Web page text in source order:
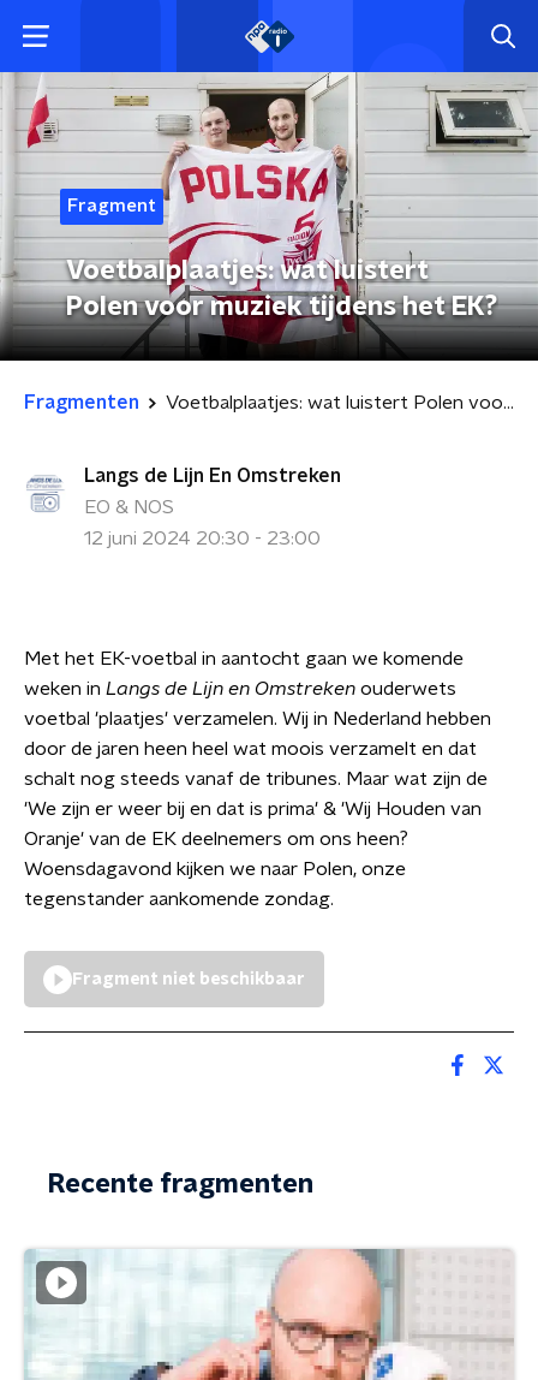
Fragment
Voetbalplaatjes: wat luistert
Polen voor muziek tijdens het EK?
Fragmenten Voetbalplaatjes: wat luistert Polen voor muziek tijdens het EK?
Langs de Lijn En Omstreken
EO & NOS
12 juni 2024 20:30 - 23:00
Met het EK-voetbal in aantocht gaan we komende
weken in Langs de Lijn en Omstreken ouderwets
voetbal 'plaatjes' verzamelen. Wij in Nederland hebben
door de jaren heen heel wat moois verzamelt en dat
schalt nog steeds vanaf de tribunes. Maar wat zijn de
'We zijn er weer bij en dat is prima' & 'Wij Houden van
Oranje' van de EK deelnemers om ons heen?
Woensdagavond kijken we naar Polen, onze
tegenstander aankomende zondag.
Fragment niet beschikbaar
Recente fragmenten